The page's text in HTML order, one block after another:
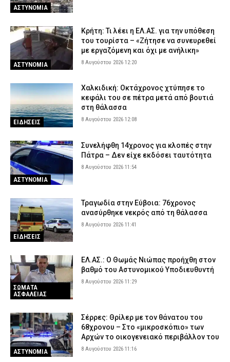
ΑΣΤΥΝΟΜΙΑ
ΑΣΤΥΝΟΜΙΑ
Κρήτη: Τι λέει η ΕΛ.ΑΣ. για την υπόθεση
του τουρίστα – «Ζήτησε να συνευρεθεί
με εργαζόμενη και όχι με ανήλικη»
8 Αυγούστου 2026 12:20
ΕΙΔΗΣΕΙΣ
Χαλκιδική: Οκτάχρονος χτύπησε το
κεφάλι του σε πέτρα μετά από βουτιά
στη θάλασσα
8 Αυγούστου 2026 12:08
ΑΣΤΥΝΟΜΙΑ
Συνελήφθη 14χρονος για κλοπές στην
Πάτρα – Δεν είχε εκδόσει ταυτότητα
8 Αυγούστου 2026 11:54
ΕΙΔΗΣΕΙΣ
Τραγωδία στην Εύβοια: 76χρονος
ανασύρθηκε νεκρός από τη θάλασσα
8 Αυγούστου 2026 11:41
ΣΩΜΑΤΑ
ΑΣΦΑΛΕΙΑΣ
ΕΛ.ΑΣ.: Ο Θωμάς Νιώπας προήχθη στον
βαθμό του Αστυνομικού Υποδιευθυντή
8 Αυγούστου 2026 11:29
ΑΣΤΥΝΟΜΙΑ
Σέρρες: Θρίλερ με τον θάνατου του
68χρονου – Στο «μικροσκόπιο» των
Αρχών το οικογενειακό περιβάλλον του
8 Αυγούστου 2026 11:16